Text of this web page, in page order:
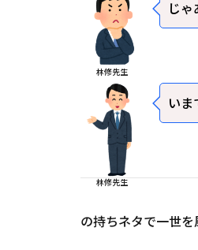
林修先生
じゃ
林修先生
いま
の持ちネタで一世を